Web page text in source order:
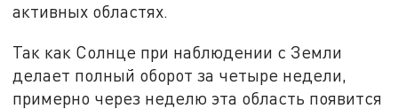
активных областях.
Так как Солнце при наблюдении с Земли
делает полный оборот за четыре недели,
примерно через неделю эта область появится